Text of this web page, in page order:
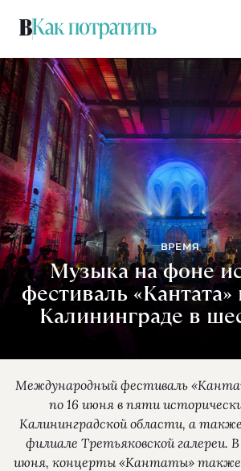
ВРЕМЯ
Музыка на фоне
фестиваль
Калининграде в
Международный фестиваль
по 16 июня в пяти
Калининградской области, а
филиале Третьяковской галереи.
июня, концерты «Кантаты» также